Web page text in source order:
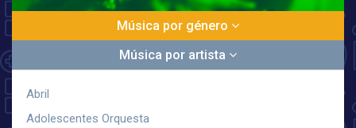
Música por género
Música por artista
Abril
Adolescentes Orquesta